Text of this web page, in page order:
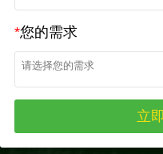
*您的需求